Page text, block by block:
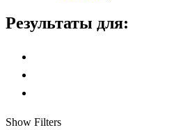
Результаты для:
Show Filters